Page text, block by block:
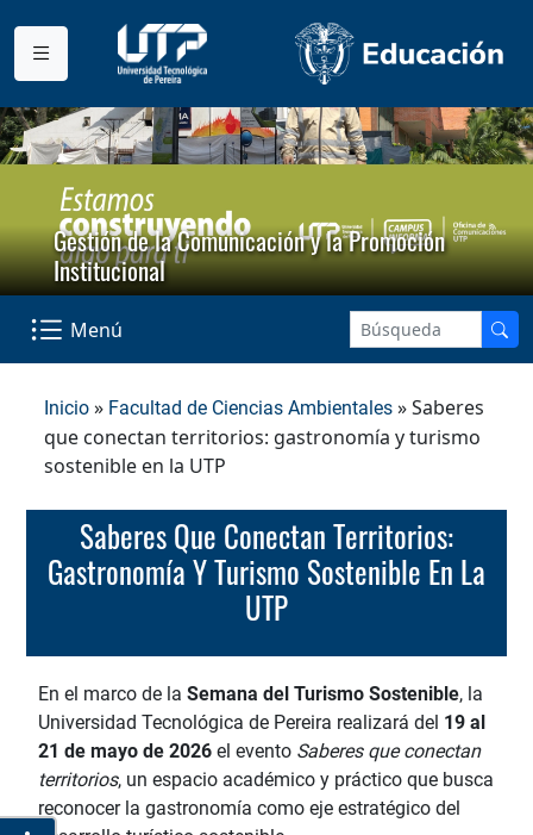
Gestión de la Comunicación y la Promoción
Institucional
Menú
Inicio » Facultad de Ciencias Ambientales » Saberes
que conectan territorios: gastronomía y turismo
sostenible en la UTP
Saberes Que Conectan Territorios:
Gastronomía Y Turismo Sostenible En La
UTP
En el marco de la Semana del Turismo Sostenible, la
Universidad Tecnológica de Pereira realizará del 19 al
21 de mayo de 2026 el evento Saberes que conectan
territorios, un espacio académico y práctico que busca
reconocer la gastronomía como eje estratégico del